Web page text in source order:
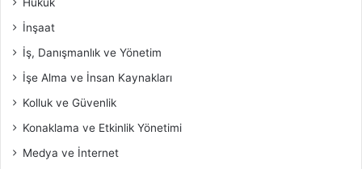
İnşaat
İş, Danışmanlık ve Yönetim
İşe Alma ve İnsan Kaynakları
Kolluk ve Güvenlik
Konaklama ve Etkinlik Yönetimi
Medya ve İnternet